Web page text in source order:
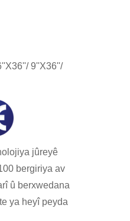
9''X36''/
jûreyê
bergiriya av
û berxwedana
ya heyî peyda